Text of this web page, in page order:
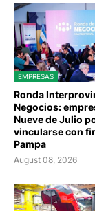
EMPRESAS
Ronda
Negocios:
Nueve de Julio
vincularse con
Pampa
August 08, 2026